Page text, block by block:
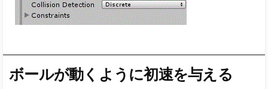
ボールが動くように初速を与える